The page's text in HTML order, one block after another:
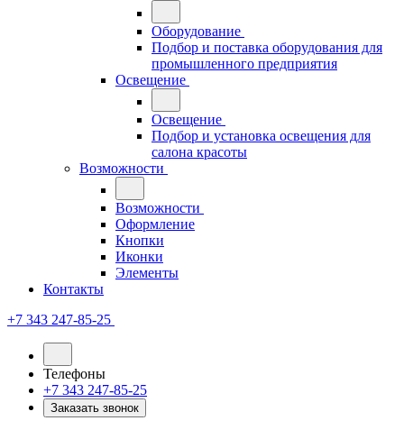
Оборудование
Подбор и поставка оборудования для
промышленного предприятия
Освещение
Освещение
Подбор и установка освещения для
салона красоты
Возможности
Возможности
Оформление
Кнопки
Иконки
Элементы
Контакты
+7 343 247-85-25
Телефоны
+7 343 247-85-25
Заказать звонок